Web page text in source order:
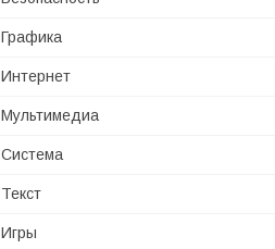
Графика
Интернет
Мультимедиа
Система
Текст
Игры